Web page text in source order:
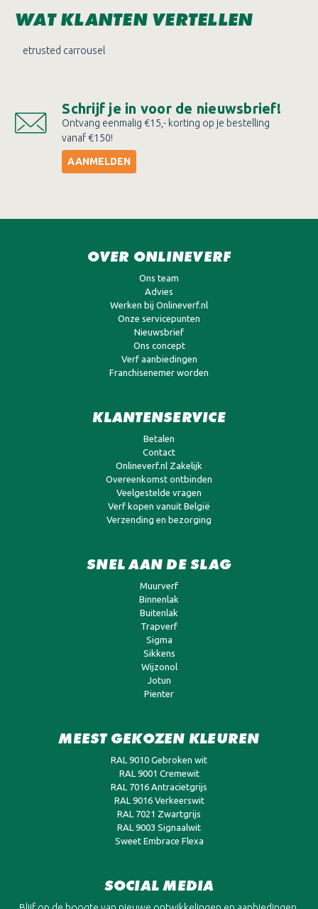
WAT KLANTEN VERTELLEN
etrusted carrousel
Schrijf je in voor de nieuwsbrief!
Ontvang eenmalig €15,- korting op je bestelling
vanaf €150!
AANMELDEN
OVER ONLINEVERF
Ons team
Advies
Werken bij Onlineverf.nl
Onze servicepunten
Nieuwsbrief
Ons concept
Verf aanbiedingen
Franchisenemer worden
KLANTENSERVICE
Betalen
Contact
Onlineverf.nl Zakelijk
Overeenkomst ontbinden
Veelgestelde vragen
Verf kopen vanuit België
Verzending en bezorging
SNEL AAN DE SLAG
Muurverf
Binnenlak
Buitenlak
Trapverf
Sigma
Sikkens
Wijzonol
Jotun
Pienter
MEEST GEKOZEN KLEUREN
RAL 9010 Gebroken wit
RAL 9001 Cremewit
RAL 7016 Antracietgrijs
RAL 9016 Verkeerswit
RAL 7021 Zwartgrijs
RAL 9003 Signaalwit
Sweet Embrace Flexa
SOCIAL MEDIA